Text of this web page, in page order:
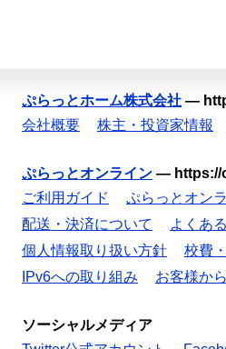
ぷらっとホーム株式会社 —
会社概要
株主・投資家情報
ぷらっとオンライン —
ご利用ガイド
ぷらっとオン
配送・決済について
よくあ
個人情報取り扱い方針
校費
IPv6への取り組み
お客様か
ソーシャルメディア